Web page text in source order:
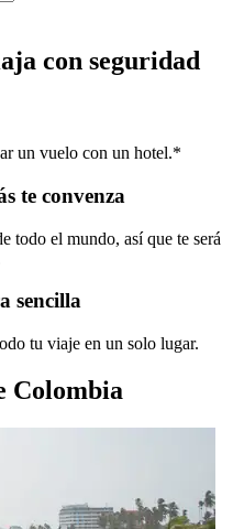
con seguridad
un vuelo con un hotel.*
te convenza
todo el mundo, así que te será
sencilla
tu viaje en un solo lugar.
Colombia